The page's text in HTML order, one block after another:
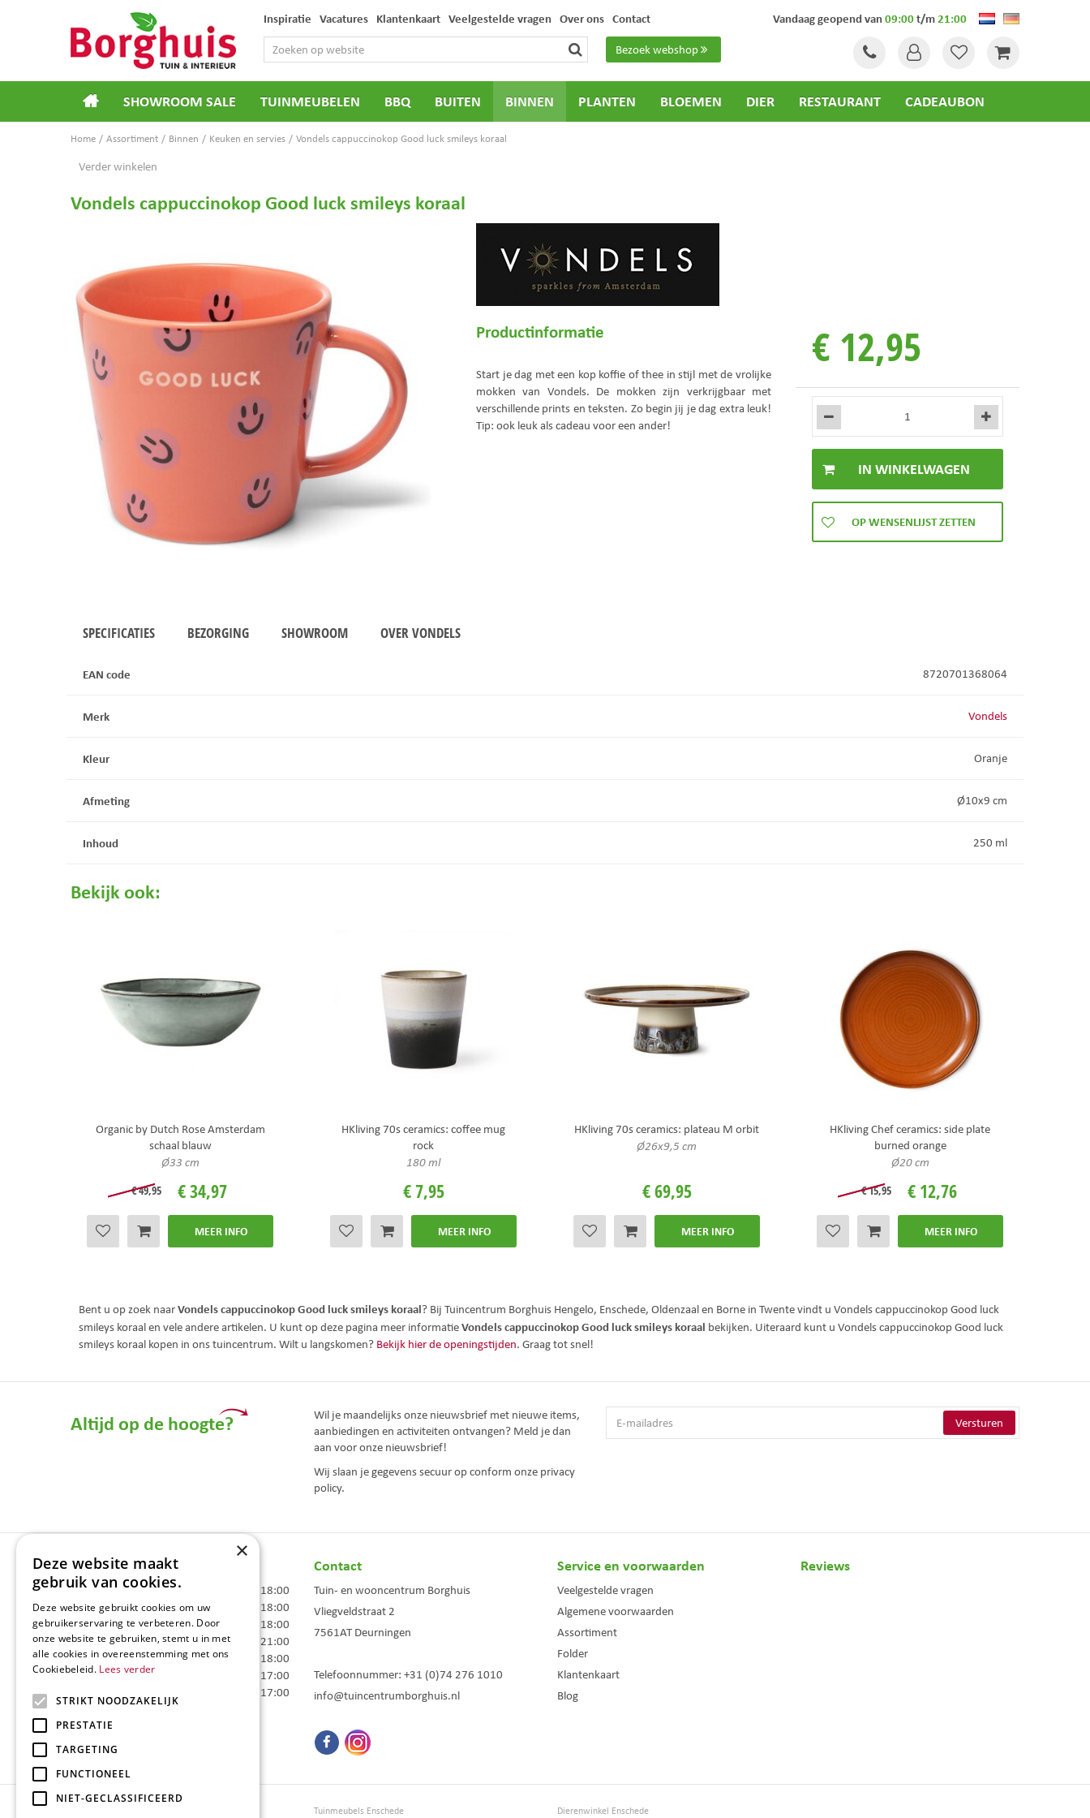
Home Assortiment Binnen Keuken en servies Vondels cappuccinokop Good luck smileys koraal
Bezoek webshop
Inspiratie Vacatures Klantenkaart Veelgestelde vragen Over ons Contact Vandaag geopend van09:00t/m21:00
SHOWROOM SALE TUINMEUBELEN BBQ BUITEN BINNEN PLANTEN BLOEMEN DIER RESTAURANT CADEAUBON
Verder winkelen
Vondels cappuccinokop Good luck smileys koraal
Productinformatie
Start je dag met een kop koffie of thee in stijl met de vrolijke
mokken van Vondels. De mokken zijn verkrijgbaar met
verschillende prints en teksten. Zo begin jij je dag extra leuk!
Tip: ook leuk als cadeau voor een ander!
€ 12,95
SPECIFICATIES BEZORGING SHOWROOM OVER VONDELS
EAN code 8720701368064
Merk Vondels
Kleur Oranje
Afmeting Ø10x9 cm
Inhoud 250 ml
Bekijk ook:
Organic by Dutch Rose Amsterdam
schaal blauw
Ø33 cm
€49,95 €34,97
MEER INFO
HKliving 70s ceramics: coffee mug
rock
180 ml
€7,95
MEER INFO
HKliving 70s ceramics: plateau M orbit
Ø26x9,5 cm
€69,95
MEER INFO
HKliving Chef ceramics: side plate
burned orange
Ø20 cm
€15,95 € 12,76
MEER INFO
Bent u op zoek naarVondels cappuccinokop Good luck smileys koraal? Bij Tuincentrum Borghuis Hengelo, Enschede, Oldenzaal en Borne in Twente vindt u Vondels cappuccinokop Good luck
smileys koraal en vele andere artikelen. U kunt op deze pagina meer informatieVondels cappuccinokop Good luck smileys koraal bekijken. Uiteraard kunt u Vondels cappuccinokop Good luck
smileys koraal kopen in ons tuincentrum. Wilt u langskomen? Bekijk hier de openingstijden. Graag tot snel!
Altijd op de hoogte?
Wil je maandelijks onze nieuwsbrief met nieuwe items,
aanbiedingen en activiteiten ontvangen? Meld je dan
aan voor onze nieuwsbrief!
Wij slaan je gegevens secuur op conform onze privacy
policy.
Openingstijden
Maandag
09:00 - 18:00
Dinsdag
09:00 - 18:00
Woensdag
09:00 - 18:00
Donderdag
09:00 - 21:00
Vrijdag
09:00 - 18:00
Zaterdag
09:00 - 17:00
10:00 - 17:00
Toon alle openingstijden
Contact
Tuin- en wooncentrum Borghuis
Vliegveldstraat 2
7561AT Deurningen
Telefoonnummer: +31 (0)74 276 1010
info@tuincentrumborghuis.nl
Service en voorwaarden
Veelgestelde vragen
Algemene voorwaarden
Assortiment
Folder
Klantenkaart
Blog
Reviews
Tuinmeubels Enschede Dierenwinkel Enschede
×
Deze website maakt
gebruik van cookies.
Deze website gebruikt cookies om uw
gebruikerservaring te verbeteren. Door
onze website te gebruiken, stemt u in met
alle cookies in overeenstemming met ons
Cookiebeleid. Lees verder
STRIKT NOODZAKELIJK
PRESTATIE
TARGETING
FUNCTIONEEL
NIET-GECLASSIFICEERD